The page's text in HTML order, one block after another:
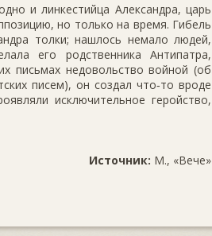
и линкестийца Александра, царь
но только на время. Гибель
толки; нашлось немало людей,
его родственника Антипатра,
письмах недовольство войной (об
писем), он создал что‑то вроде
исключительное геройство,
Источник: М., «Вече»